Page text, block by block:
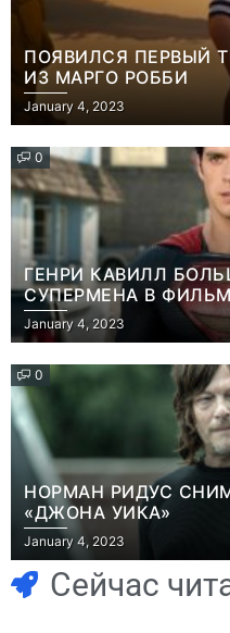
ПОЯВИЛСЯ ПЕРВЫЙ
ИЗ МАРГО РОББИ
January 4, 2023
0
ГЕНРИ КАВИЛЛ
СУПЕРМЕНА В
January 4, 2023
0
НОРМАН РИДУС
«ДЖОНА УИКА»
January 4, 2023
Сейчас
Игры
Часть геймеров
считает, что мы